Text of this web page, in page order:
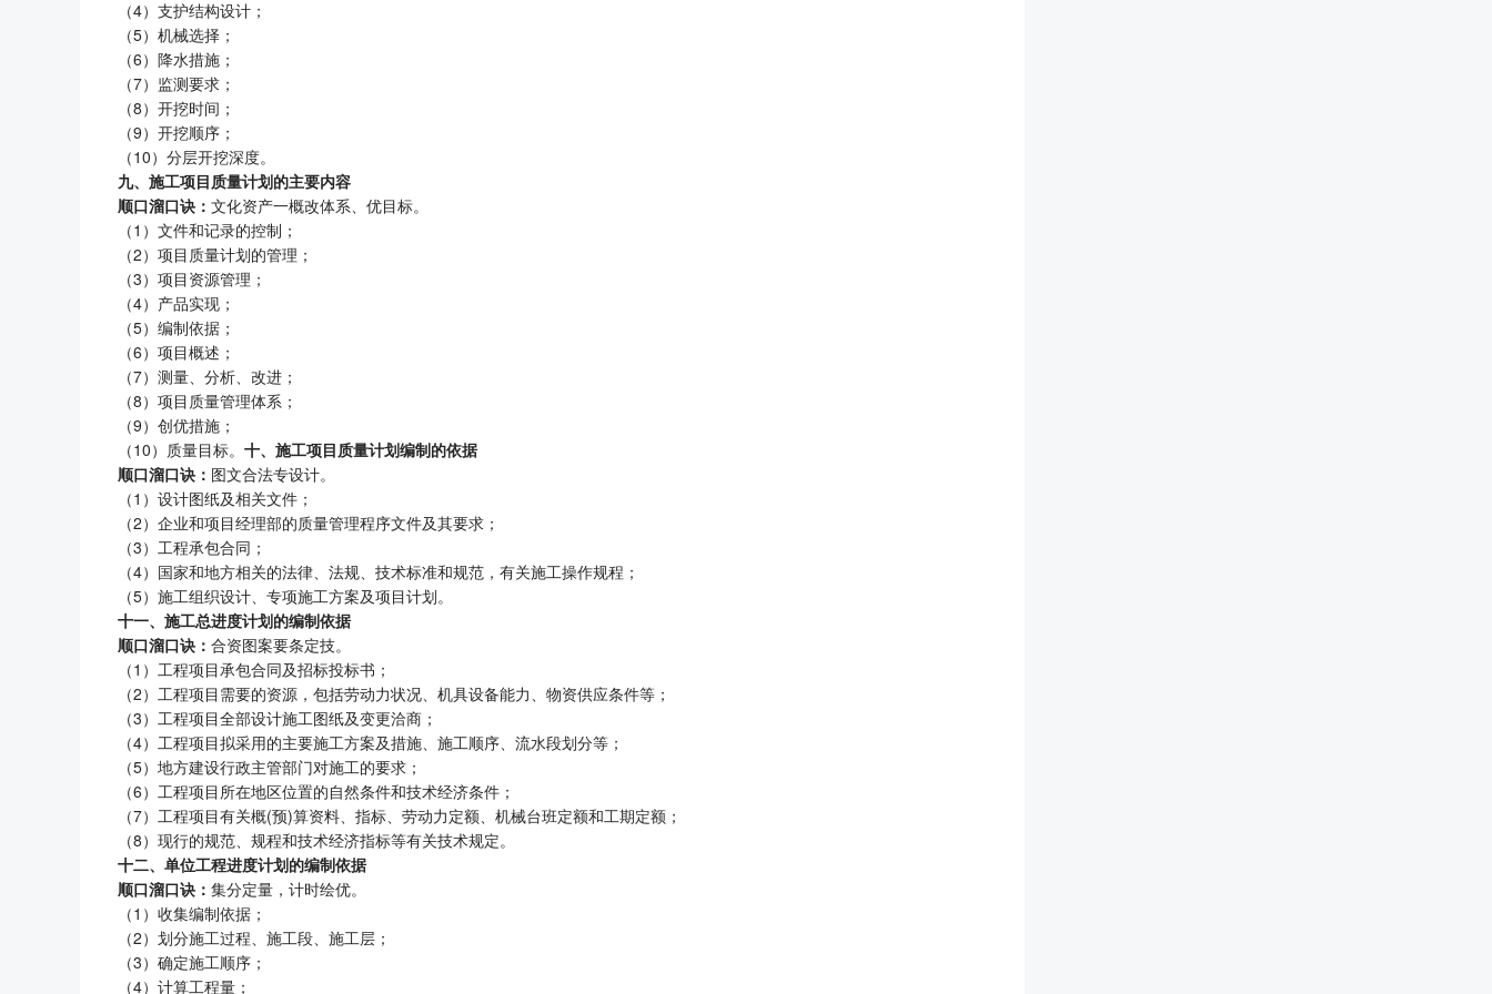
（4）支护结构设计；
（5）机械选择；
（6）降水措施；
（7）监测要求；
（8）开挖时间；
（9）开挖顺序；
（10）分层开挖深度。
九、施工项目质量计划的主要内容
顺口溜口诀： 文化资产一概改体系、优目标。
（1）文件和记录的控制；
（2）项目质量计划的管理；
（3）项目资源管理；
（4）产品实现；
（5）编制依据；
（6）项目概述；
（7）测量、分析、改进；
（8）项目质量管理体系；
（9）创优措施；
（10）质量目标。 十、施工项目质量计划编制的依据
顺口溜口诀： 图文合法专设计。
（1）设计图纸及相关文件；
（2）企业和项目经理部的质量管理程序文件及其要求；
（3）工程承包合同；
（4）国家和地方相关的法律、法规、技术标准和规范，有关施工操作规程；
（5）施工组织设计、专项施工方案及项目计划。
十一、施工总进度计划的编制依据
顺口溜口诀： 合资图案要条定技。
（1）工程项目承包合同及招标投标书；
（2）工程项目需要的资源，包括劳动力状况、机具设备能力、物资供应条件等；
（3）工程项目全部设计施工图纸及变更洽商；
（4）工程项目拟采用的主要施工方案及措施、施工顺序、流水段划分等；
（5）地方建设行政主管部门对施工的要求；
（6）工程项目所在地区位置的自然条件和技术经济条件；
（7）工程项目有关概(预)算资料、指标、劳动力定额、机械台班定额和工期定额；
（8）现行的规范、规程和技术经济指标等有关技术规定。
十二、单位工程进度计划的编制依据
顺口溜口诀： 集分定量，计时绘优。
（1）收集编制依据；
（2）划分施工过程、施工段、施工层；
（3）确定施工顺序；
（4）计算工程量；